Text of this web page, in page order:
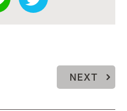
NEXT